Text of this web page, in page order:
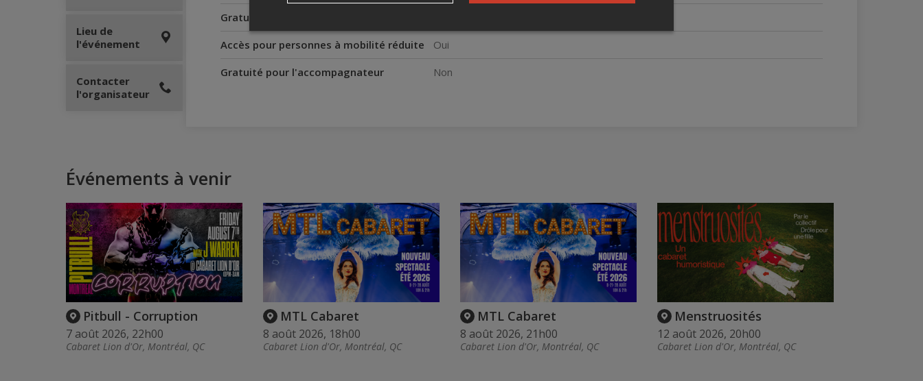
Gratuité pour les enfants
Accès pour personnes à mobilité réduite
Oui
Gratuité pour l'accompagnateur
Non
Lieu de
l'événement
Contacter
l'organisateur
Événements à venir
Pitbull - Corruption
7 août 2026, 22h00
Cabaret Lion d'Or, Montréal, QC
MTL Cabaret
8 août 2026, 18h00
Cabaret Lion d'Or, Montréal, QC
MTL Cabaret
8 août 2026, 21h00
Cabaret Lion d'Or, Montréal, QC
Menstruosités
12 août 2026, 20h00
Cabaret Lion d'Or, Montréal, QC